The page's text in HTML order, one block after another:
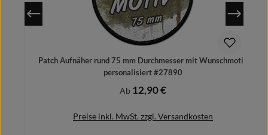
Patch Aufnäher rund 75 mm Durchmesser mit Wunschmotiv
personalisiert #27890
Regulärer Preis:
Ab 12,90 €
Preise inkl. MwSt. zzgl. Versandkosten